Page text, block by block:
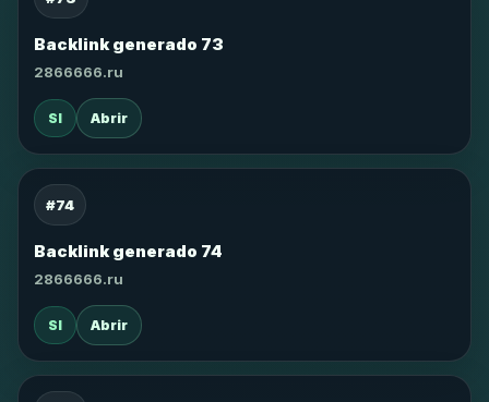
Backlink generado 73
2866666.ru
SI Abrir
#74
Backlink generado 74
2866666.ru
SI Abrir